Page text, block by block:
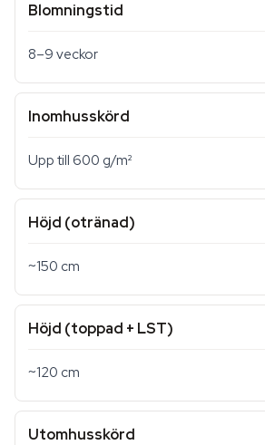
Blomningstid
8–9 veckor
Inomhusskörd
Upp till 600 g/m²
Höjd (otränad)
~150 cm
Höjd (toppad + LST)
~120 cm
Utomhusskörd